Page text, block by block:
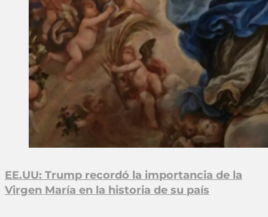
EE.UU: Trump recordó la importancia de la
Virgen María en la historia de su país